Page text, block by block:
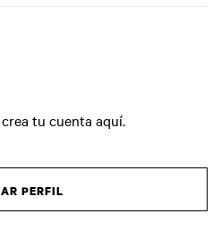
tu cuenta aquí.
PERFIL